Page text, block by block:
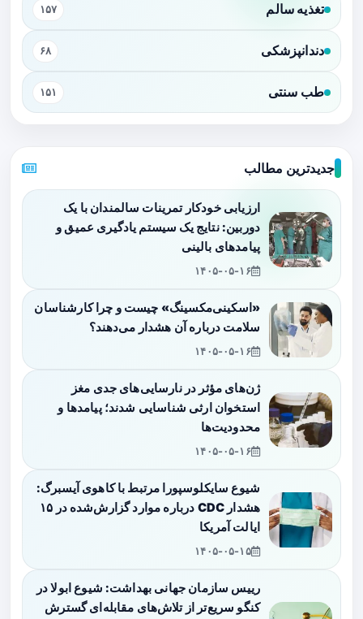
تغذیه سالم ۱۵۷
دندانپزشکی ۶۸
طب سنتی ۱۵۱
جدیدترین مطالب
ارزیابی خودکار تمرینات سالمندان با یک
دوربین: نتایج یک سیستم یادگیری عمیق و
پیامدهای بالینی
۱۴۰۵-۰۵-۱۶
«اسکینی‌مکسینگ» چیست و چرا کارشناسان
سلامت درباره آن هشدار می‌دهند؟
۱۴۰۵-۰۵-۱۶
ژن‌های مؤثر در نارسایی‌های جدی مغز
استخوان ارثی شناسایی شدند؛ پیامدها و
محدودیت‌ها
۱۴۰۵-۰۵-۱۶
شیوع سایکلوسپورا مرتبط با کاهوی آیسبرگ:
هشدار CDC درباره موارد گزارش‌شده در ۱۵
ایالت آمریکا
۱۴۰۵-۰۵-۱۵
رییس سازمان جهانی بهداشت: شیوع ابولا در
کنگو سریع‌تر از تلاش‌های مقابله‌ای گسترش